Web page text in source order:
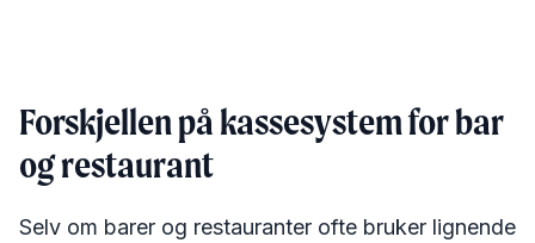
Forskjellen på kassesystem for bar
og restaurant
Selv om barer og restauranter ofte bruker lignende